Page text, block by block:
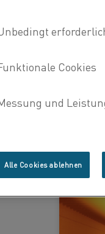
25 Jan 2026
Alle Cookies ablehnen